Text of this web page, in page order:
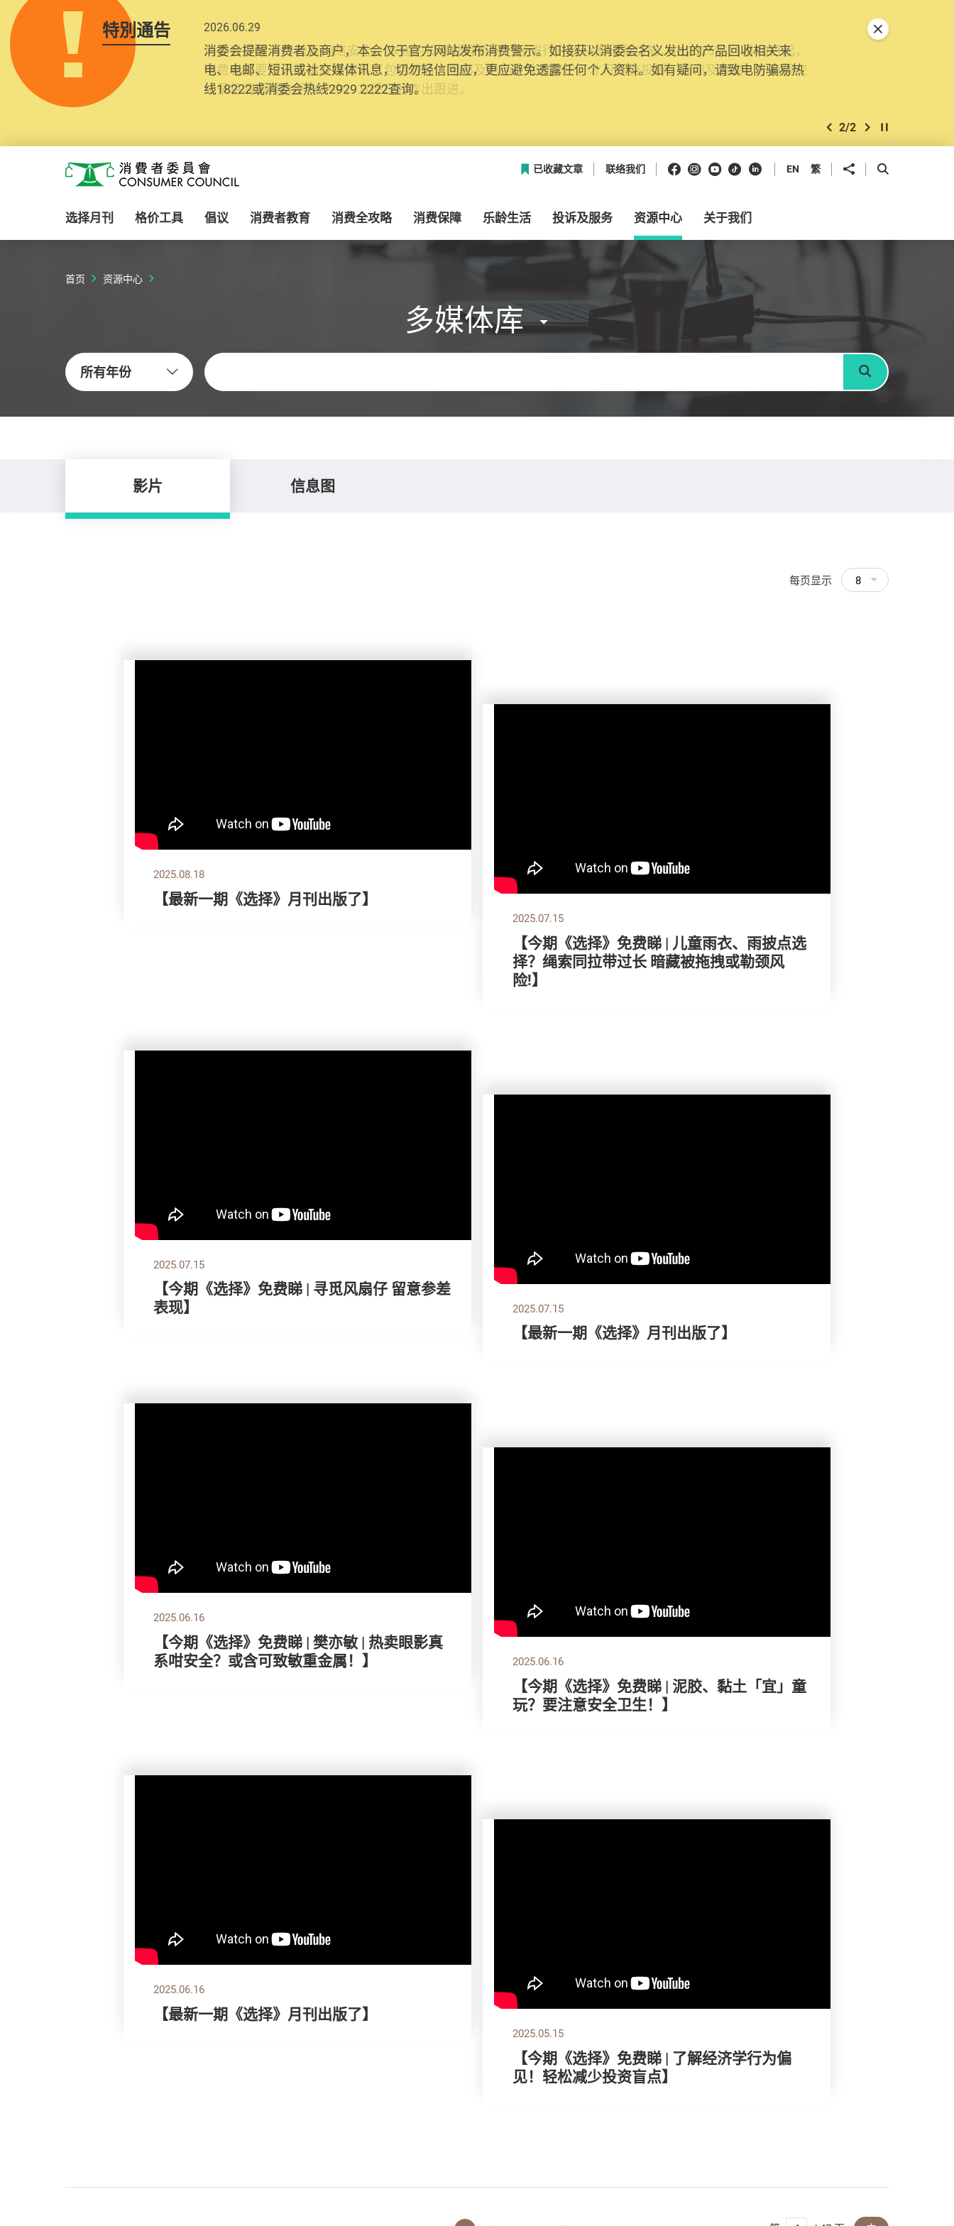
特別通告 2025.10.31
为提升使用者体验及网络安全，本会的投诉处理系统已经进行升级及推出新功能。由2025年11月10日起，
消费者需要提供基本联络资料（包括姓名、电邮及电话）注册帐户，才可提交投诉、查询及建议。所有提交
纪录将清晰整合于帐户中，方便日后作出跟进。
上一个
2/2 下一个开始/暂停幻灯
关闭特別通告
消费者委员会
已收藏文章 联络我们 Facebook
Instagram
Youtube
抖音领英 EN 繁 分享到 开启搜寻框
选择月刊 格价工具 倡议 消费者教育 消费全攻略 消费保障 乐龄生活 投诉及服务 资源中心 关于我们
首页 资源中心
多媒体库
所有年份
关键字
搜寻
影片 信息图
每页显示 8
2025.08.18
【最新一期《选择》月刊出版了】
2025.07.15
【今期《选择》免费睇 | 儿童雨衣、雨披点选
择？绳索同拉带过长 暗藏被拖拽或勒颈风
险!】
2025.07.15
【今期《选择》免费睇 | 寻觅风扇仔 留意参差
表现】
2025.07.15
【最新一期《选择》月刊出版了】
2025.06.16
【今期《选择》免费睇 | 樊亦敏 | 热卖眼影真
系咁安全？或含可致敏重金属！】
2025.06.16
【今期《选择》免费睇 | 泥胶、黏土「宜」童
玩？要注意安全卫生！】
2025.06.16
【最新一期《选择》月刊出版了】
2025.05.15
【今期《选择》免费睇 | 了解经济学行为偏
见！轻松减少投资盲点】